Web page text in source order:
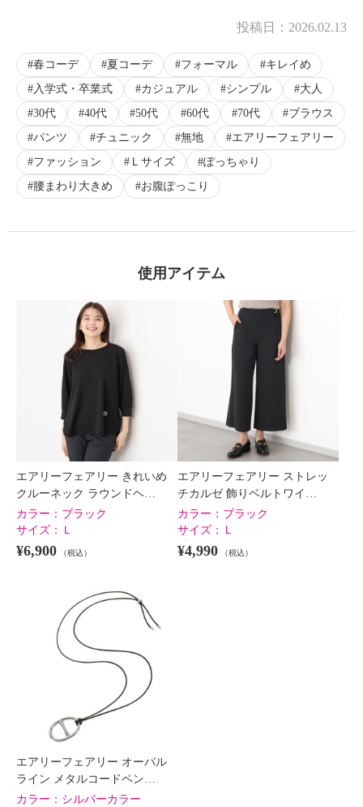
投稿日： 2026.02.13
春コーデ 夏コーデ フォーマル
キレイめ
入学式・卒業式
カジュアル シンプル
大人
30代
40代 50代 60代 70代
ブラウス
パンツ
チュニック 無地
エアリーフェアリー
ファッション
Ｌサイズ
ぽっちゃり
腰まわり大きめ
お腹ぽっこり
使用アイテム
エアリーフェアリー きれいめ
クルーネック ラウンドヘ…
カラー： ブラック
サイズ：
Ｌ
¥6,900 （税込）
エアリーフェアリー ストレッ
チカルゼ 飾りベルトワイ…
カラー： ブラック
サイズ：
Ｌ
¥4,990 （税込）
エアリーフェアリー オーバル
ライン メタルコードペン…
カラー： シルバーカラー